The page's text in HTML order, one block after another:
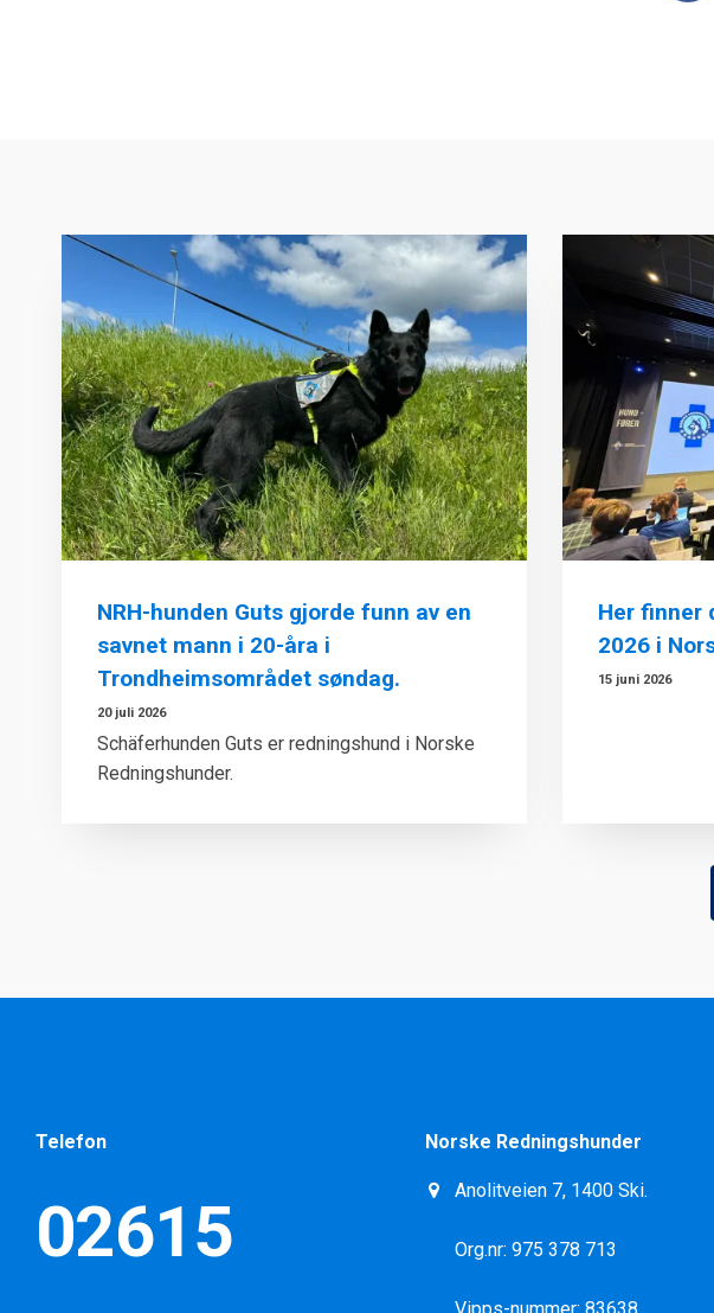
NRH-hunden Guts gjorde funn av en
savnet mann i 20-åra i
Trondheimsområdet søndag.
20 juli 2026
Schäferhunden Guts er redningshund i Norske
Redningshunder.
Her finner
2026 i
15 juni 2026
Telefon
02615
Norske Redningshunder
Anolitveien 7, 1400 Ski.
Org.nr: 975 378 713